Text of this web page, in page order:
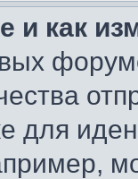
и как
для